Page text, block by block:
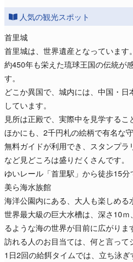
人気の観光スポット
首里城
首里城は、世界遺産となっています。
約450年も栄えた琉球王国の伝統が
す。
どこか異国で、城内には、中国・日
しています。
見所は正殿で、実際中を見学するこ
ほかにも、2千円札の絵柄で有名な
無料ガイドが利用でき、スタンプラ
など見どころは盛りだくさんです。
ゆいレール「首里駅」から徒歩15分
美ら海水族館
海洋公園内にある、大人も楽しめる
世界最大級の巨大水槽は、深さ10
るような海の世界が目前に広がりま
訪れる人のお目当ては、何と言って
1日2回の給餌タイムでは、立ち泳